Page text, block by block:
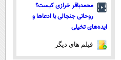
محمدباقر خرازی کیست؟
روحانی جنجالی با ادعاها و
ایده‌های تخیلی
فیلم های دیگر